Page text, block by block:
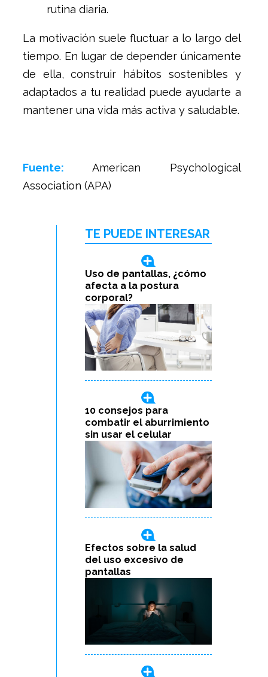
rutina diaria.
La motivación suele fluctuar a lo largo del
tiempo. En lugar de depender únicamente
de ella, construir hábitos sostenibles y
adaptados a tu realidad puede ayudarte a
mantener una vida más activa y saludable.
Fuente: American Psychological
Association (APA)
TE PUEDE INTERESAR
Uso de pantallas, ¿cómo
afecta a la postura
corporal?
10 consejos para
combatir el aburrimiento
sin usar el celular
Efectos sobre la salud
del uso excesivo de
pantallas